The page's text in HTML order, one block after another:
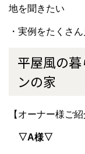
地を聞きたい
・実例をたくさ
平屋風の
ンの家
【オーナー様ご紹
▽A様▽